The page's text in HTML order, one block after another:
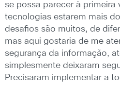
se possa parecer à primeira
tecnologias estarem mais
desafios são muitos, de
mas aqui gostaria de me
segurança da informação,
simplesmente deixaram
Precisaram implementar a